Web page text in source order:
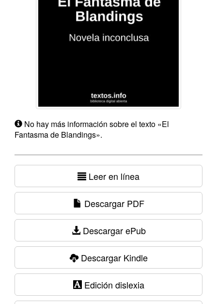
No hay más información sobre el texto «El
Fantasma de Blandings».
Leer en línea
Descargar PDF
Descargar ePub
Descargar Kindle
Edición dislexia